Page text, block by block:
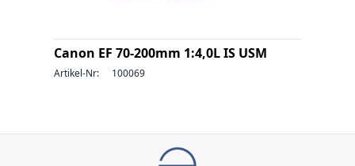
Canon EF 70-200mm 1:4,0L IS USM
Artikel-Nr: 100069